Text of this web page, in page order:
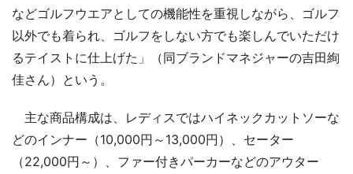
などゴルフウエアとしての機能性を重視しながら、ゴルフ
以外でも着られ、ゴルフをしない方でも楽しんでいただけ
るテイストに仕上げた」（同ブランドマネジャーの吉田絢
佳さん）という。
主な商品構成は、レディスではハイネックカットソーな
どのインナー（10,000円～13,000円）、セーター
（22,000円～）、ファー付きパーカーなどのアウター